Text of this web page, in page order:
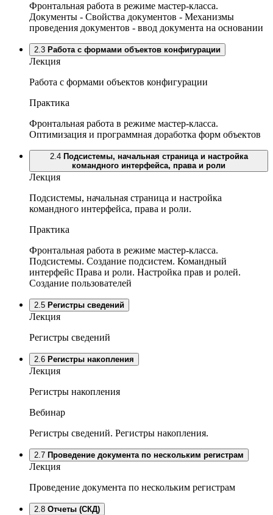
Фронтальная работа в режиме мастер-класса.
Документы - Свойства документов - Механизмы
проведения документов - ввод документа на основании
2.3 Работа с формами объектов конфигурации
Лекция
Работа с формами объектов конфигурации
Практика
Фронтальная работа в режиме мастер-класса.
Оптимизация и программная доработка форм объектов
2.4 Подсистемы, начальная страница и настройка
командного интерфейса, права и роли
Лекция
Подсистемы, начальная страница и настройка
командного интерфейса, права и роли.
Практика
Фронтальная работа в режиме мастер-класса.
Подсистемы. Создание подсистем. Командный
интерфейс Права и роли. Настройка прав и ролей.
Создание пользователей
2.5 Регистры сведений
Лекция
Регистры сведений
2.6 Регистры накопления
Лекция
Регистры накопления
Вебинар
Регистры сведений. Регистры накопления.
2.7 Проведение документа по нескольким регистрам
Лекция
Проведение документа по нескольким регистрам
2.8 Отчеты (СКД)